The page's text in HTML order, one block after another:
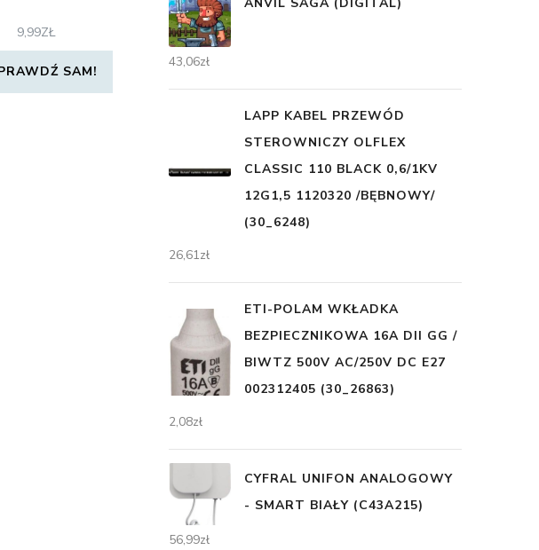
9,99ZŁ
SAM!
43,06zł
LAPP KABEL PRZEWÓD
STEROWNICZY OLFLEX
CLASSIC 110 BLACK 0,6/1KV
12G1,5 1120320 /BĘBNOWY/
(30_6248)
26,61zł
ETI-POLAM WKŁADKA
BEZPIECZNIKOWA 16A DII GG /
BIWTZ 500V AC/250V DC E27
002312405 (30_26863)
2,08zł
CYFRAL UNIFON ANALOGOWY
- SMART BIAŁY (C43A215)
56,99zł